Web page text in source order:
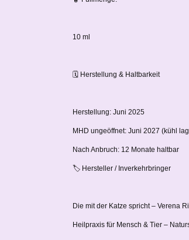
10 ml
🗓️ Herstellung & Haltbarkeit
Herstellung: Juni 2025
MHD ungeöffnet: Juni 2027 (kühl
Nach Anbruch: 12 Monate haltbar
🏷️ Hersteller / Inverkehrbringer
Die mit der Katze spricht – Verena
Heilpraxis für Mensch & Tier –